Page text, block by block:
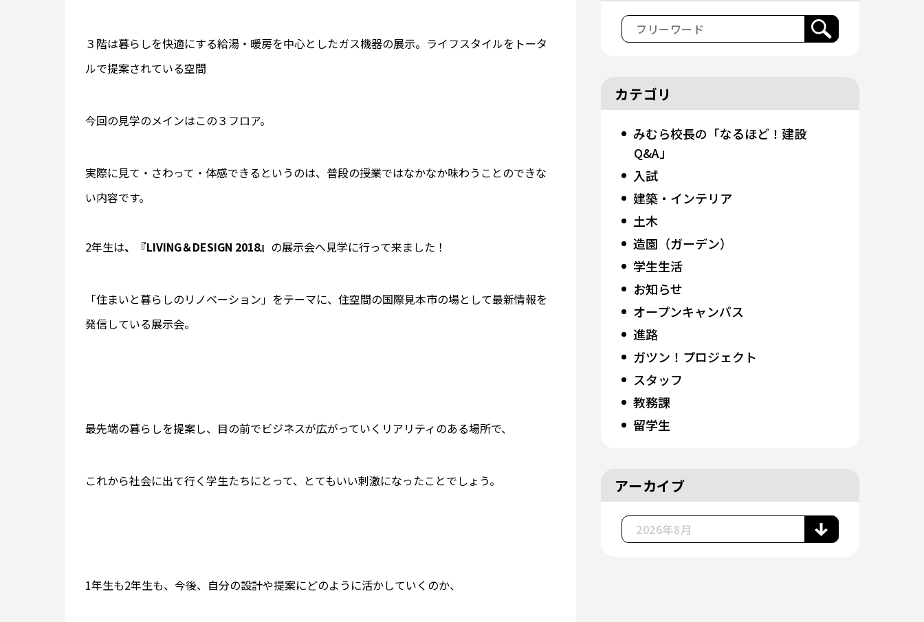
３階は暮らしを快適にする給湯・暖房を中心としたガス機器の展示。ライフスタイルをトータ
ルで提案されている空間
今回の見学のメインはこの３フロア。
実際に見て・さわって・体感できるというのは、普段の授業ではなかなか味わうことのできな
い内容です。
2年生は、『LIVING＆DESIGN 2018』 の展示会へ見学に行って来ました！
「住まいと暮らしのリノベーション」をテーマに、住空間の国際見本市の場として最新情報を
発信している展示会。
最先端の暮らしを提案し、目の前でビジネスが広がっていくリアリティのある場所で、
これから社会に出て行く学生たちにとって、とてもいい刺激になったことでしょう。
1年生も2年生も、今後、自分の設計や提案にどのように活かしていくのか、
カテゴリ
みむら校長の「なるほど！建設
Q&A」
入試
建築・インテリア
土木
造園（ガーデン）
学生生活
お知らせ
オープンキャンパス
進路
ガツン！プロジェクト
スタッフ
教務課
留学生
アーカイブ